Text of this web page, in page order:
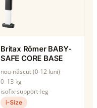
Britax Römer BABY-
SAFE CORE BASE
nou-născut (0-12 luni)
0–13 kg
isofix-support-leg
i-Size